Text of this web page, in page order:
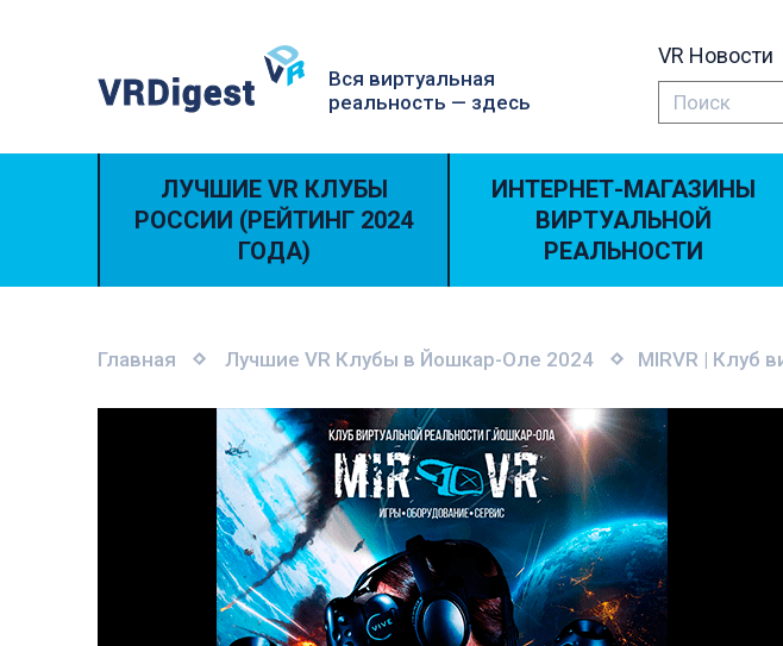
Вся виртуальная
реальность — здесь
VR Новости
ЛУЧШИЕ VR КЛУБЫ
РОССИИ (РЕЙТИНГ 2024
ГОДА)
ИНТЕРНЕТ-МАГАЗИНЫ
ВИРТУАЛЬНОЙ
РЕАЛЬНОСТИ
Главная Лучшие VR Клубы в Йошкар-Оле 2024 MIRVR | Клуб